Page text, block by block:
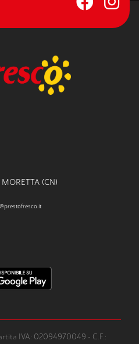
(CN)
IVA: 02094970049 - C.F.: